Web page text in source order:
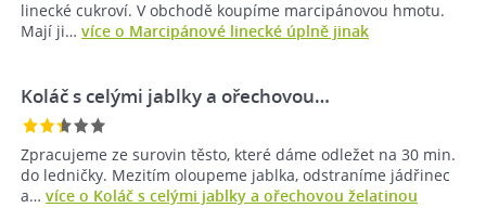
linecké cukroví. V obchodě koupíme marcipánovou hmotu.
Mají ji… více o Marcipánové linecké úplně jinak
Koláč s celými jablky a ořechovou…
Zpracujeme ze surovin těsto, které dáme odležet na 30 min.
do ledničky. Mezitím oloupeme jablka, odstraníme jádřinec
a… více o Koláč s celými jablky a ořechovou želatinou